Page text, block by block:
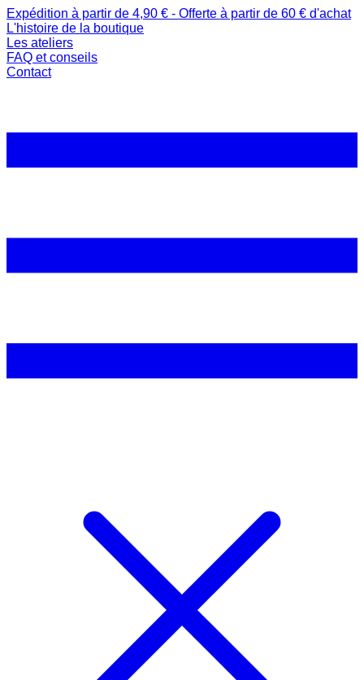
Expédition à partir de 4,90 € - Offerte à partir de 60 € d'achat
L'histoire de la boutique
Les ateliers
FAQ et conseils
Contact